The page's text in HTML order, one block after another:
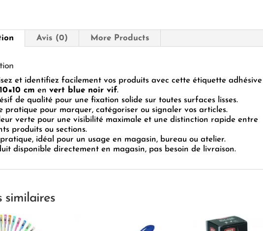
Avis (0) More Products
et identifiez facilement vos produits avec cette étiquette adhésive
10×10 cm en vert blue noir vif.
de qualité pour une fixation solide sur toutes surfaces lisses.
pratique pour marquer, catégoriser ou signaler vos articles.
verte pour une visibilité maximale et une distinction rapide entre
produits ou sections.
idéal pour un usage en magasin, bureau ou atelier.
disponible directement en magasin, pas besoin de livraison.
similaires